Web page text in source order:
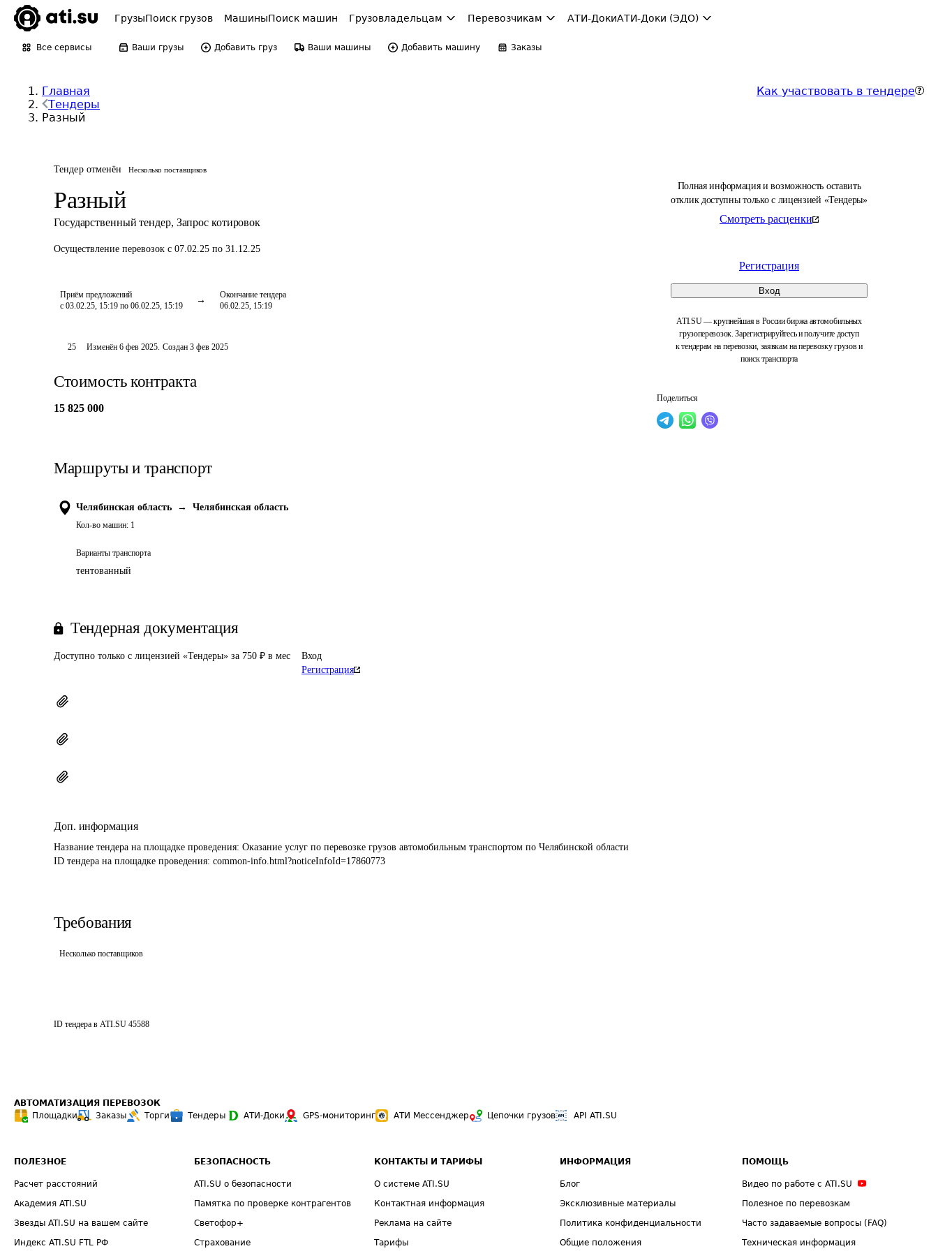
ГрузыПоиск грузов МашиныПоиск машин Грузовладельцам Перевозчикам АТИ-ДокиАТИ-Доки (ЭДО)
Все сервисы Ваши грузы Добавить груз Ваши машины Добавить машину Заказы
Главная
Тендеры
Разный
Как участвовать в тендере
Тендер отменён Несколько поставщиков
Разный
Государственный тендер, Запрос котировок
Осуществление перевозок с 07.02.25 по 31.12.25
Приём предложений
с 03.02.25, 15:19 по 06.02.25, 15:19
Окончание тендера
06.02.25, 15:19
Полная информация и возможность оставить
отклик доступны только с лицензией «Тендеры»
Смотреть расценки
Регистрация
Вход
ATI.SU — крупнейшая в России биржа автомобильных
грузоперевозок. Зарегистрируйтесь и получите доступ
к тендерам на перевозки, заявкам на перевозку грузов и
поиск транспорта
Поделиться
25 Изменён6 фев 2025. Создан 3 фев 2025
Стоимость контракта
15 825 000
Маршруты и транспорт
Челябинская область → Челябинская область
Кол-во машин: 1
Варианты транспорта
тентованный
Тендерная документация
Доступно только с лицензией «Тендеры» за 750 ₽ в мес
Вход
Регистрация
Доп. информация
Название тендера на площадке проведения: Оказание услуг по перевозке грузов автомобильным транспортом по Челябинской области
ID тендера на площадке проведения: common-info.html?noticeInfoId=17860773
Требования
Несколько поставщиков
ID тендера в ATI.SU 45588
АВТОМАТИЗАЦИЯ ПЕРЕВОЗОК
Площадки
Заказы Торги Тендеры АТИ-Доки GPS-мониторинг АТИ Мессенджер Цепочки грузов API ATI.SU
ПОЛЕЗНОЕ
Расчет расстояний
Академия ATI.SU
Звезды ATI.SU на вашем сайте
Индекс ATI.SU FTL РФ
БЕЗОПАСНОСТЬ
ATI.SU о безопасности
Памятка по проверке контрагентов
Светофор+
Страхование
КОНТАКТЫ И ТАРИФЫ
О системе ATI.SU
Контактная информация
Реклама на сайте
Тарифы
ИНФОРМАЦИЯ
Блог
Эксклюзивные материалы
Политика конфиденциальности
Общие положения
ПОМОЩЬ
Видео по работе с ATI.SU
Полезное по перевозкам
Часто задаваемые вопросы (FAQ)
Техническая информация